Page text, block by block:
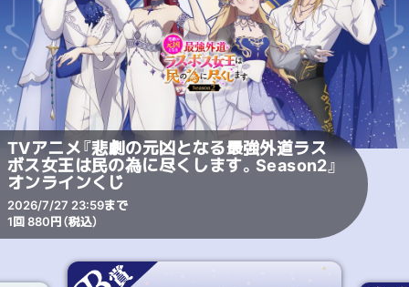
TVアニメ『悲劇の元凶となる最強外道ラス
ボス女王は民の為に尽くします。Season2』
オンラインくじ
2026/7/27 23:59まで
1回 880円（税込）